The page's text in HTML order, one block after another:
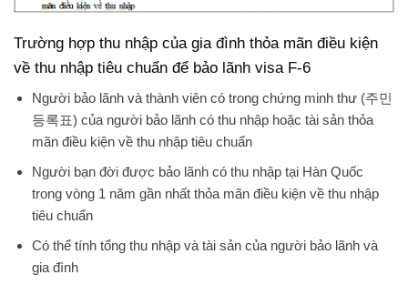
Trường hợp thu nhập của gia đình thỏa mãn điều kiện
về thu nhập tiêu chuẩn để bảo lãnh visa F-6
Người bảo lãnh và thành viên có trong chứng minh thư (주민
등록표) của người bảo lãnh có thu nhập hoặc tài sản thỏa
mãn điều kiện về thu nhập tiêu chuẩn
Người bạn đời được bảo lãnh có thu nhập tại Hàn Quốc
trong vòng 1 năm gần nhất thỏa mãn điều kiện về thu nhập
tiêu chuẩn
Có thể tính tổng thu nhập và tài sản của người bảo lãnh và
gia đình